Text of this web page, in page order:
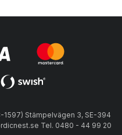
Stämpelvägen 3, SE-394
Tel. 0480 - 44 99 20